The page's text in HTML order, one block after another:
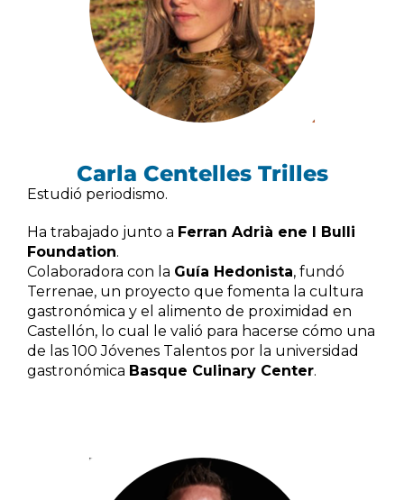
Carla Centelles Trilles
Estudió periodismo.
Ha trabajado junto a Ferran Adrià ene l Bulli
Foundation.
Colaboradora con la Guía Hedonista, fundó
Terrenae, un proyecto que fomenta la cultura
gastronómica y el alimento de proximidad en
Castellón, lo cual le valió para hacerse cómo una
de las 100 Jóvenes Talentos por la universidad
gastronómica Basque Culinary Center.